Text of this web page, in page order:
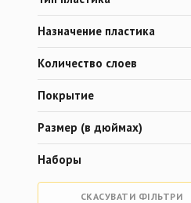
Назначение пластика
Количество слоев
Покрытие
Размер (в дюймах)
Наборы
СКАСУВАТИ ФІЛЬТРИ